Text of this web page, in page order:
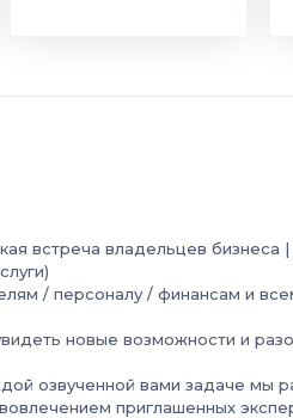
встреча владельцев бизнеса
/ персоналу / финансам и
новые возможности и
озвученной вами задаче мы
приглашенных